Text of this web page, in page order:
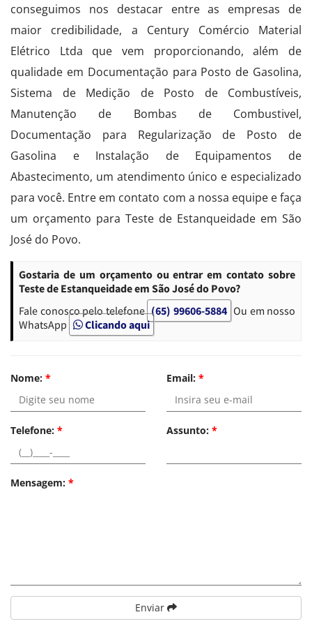
conseguimos nos destacar entre as empresas de
maior credibilidade, a Century Comércio Material
Elétrico Ltda que vem proporcionando, além de
qualidade em Documentação para Posto de Gasolina,
Sistema de Medição de Posto de Combustíveis,
Manutenção de Bombas de Combustivel,
Documentação para Regularização de Posto de
Gasolina e Instalação de Equipamentos de
Abastecimento, um atendimento único e especializado
para você. Entre em contato com a nossa equipe e faça
um orçamento para Teste de Estanqueidade em São
José do Povo.
Gostaria de um orçamento ou entrar em contato sobre
Teste de Estanqueidade em São José do Povo?
Fale conosco pelo telefone (65) 99606-5884 Ou em nosso
WhatsApp
Clicando aqui
Nome: * Email: *
Telefone: * Assunto: *
Mensagem: *
Enviar